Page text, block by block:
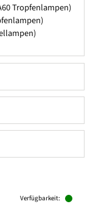
Tropfenlampen)
Verfügbarkeit: